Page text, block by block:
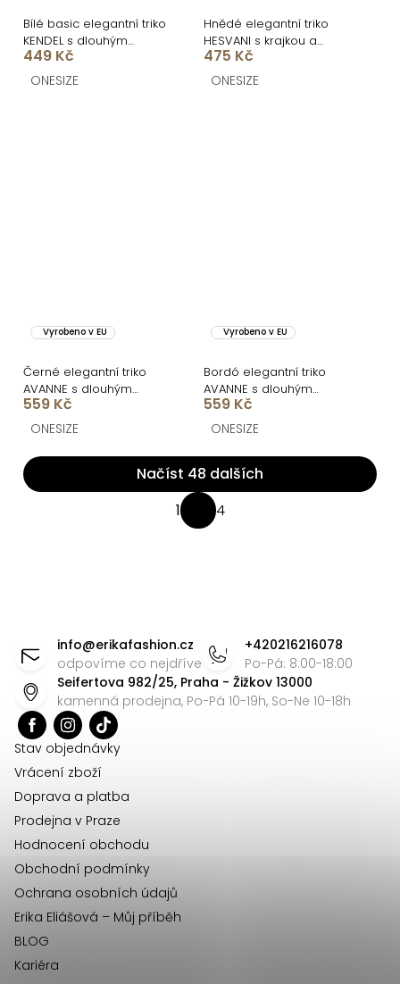
Bílé basic elegantní triko
KENDEL s dlouhým
rukávem
449 Kč
ONESIZE
Hnědé elegantní triko
HESVANI s krajkou a
výstřihem
475 Kč
ONESIZE
Vyrobeno v EU
Černé elegantní triko
AVANNE s dlouhým
rukávem a výstřihem
559 Kč
ONESIZE
Vyrobeno v EU
Bordó elegantní triko
AVANNE s dlouhým
rukávem a výstřihem
559 Kč
ONESIZE
O
v
c
í
p
r
Načíst 48 dalších
o
v
á
n
1 4
info@erikafashion.cz
odpovíme co nejdříve
+420216216078
Po-Pá: 8:00-18:00
Seifertova 982/25, Praha - Žižkov 13000
kamenná prodejna, Po-Pá 10-19h, So-Ne 10-18h
Stav objednávky
Vrácení zboží
Doprava a platba
Prodejna v Praze
Hodnocení obchodu
Obchodní podmínky
Ochrana osobních údajů
Erika Eliášová – Můj příběh
BLOG
Kariéra